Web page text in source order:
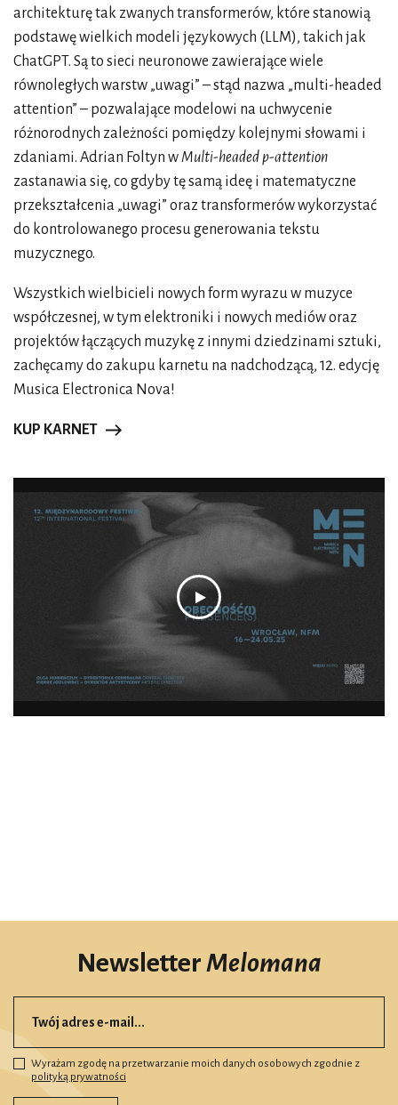
architekturę tak zwanych transformerów, które stanowią
podstawę wielkich modeli językowych (LLM), takich jak
ChatGPT. Są to sieci neuronowe zawierające wiele
równoległych warstw „uwagi” – stąd nazwa „multi-headed
attention” – pozwalające modelowi na uchwycenie
różnorodnych zależności pomiędzy kolejnymi słowami i
zdaniami. Adrian Foltyn wMulti-headed p-attention
zastanawia się, co gdyby tę samą ideę i matematyczne
przekształcenia „uwagi” oraz transformerów wykorzystać
do kontrolowanego procesu generowania tekstu
muzycznego.
Wszystkich wielbicieli nowych form wyrazu w muzyce
współczesnej, w tym elektroniki i nowych mediów oraz
projektów łączących muzykę z innymi dziedzinami sztuki,
zachęcamy do zakupu karnetu na nadchodzącą, 12. edycję
Musica Electronica Nova!
KUP KARNET
NewsletterMelomana
Wyrażam zgodę na przetwarzanie moich danych osobowych zgodnie z
polityką prywatności